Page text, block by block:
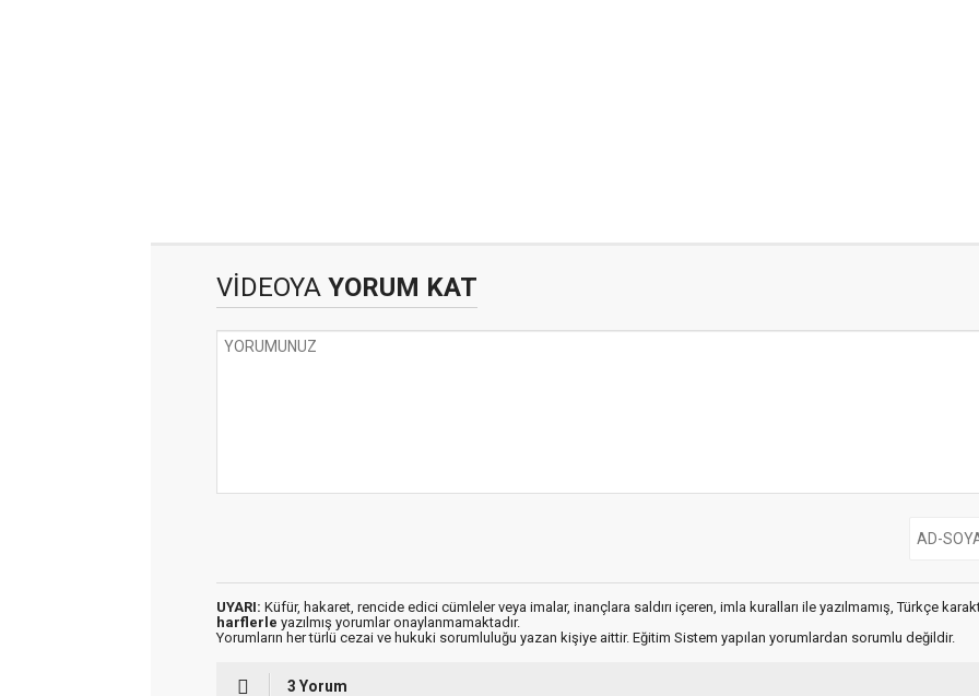
VİDEOYA YORUM KAT
UYARI: Küfür, hakaret, rencide edici cümleler veya imalar, inançlara saldırı içeren, imla kuralları ile yazılmamış, Türkçe
harflerle yazılmış yorumlar onaylanmamaktadır.
Yorumların her türlü cezai ve hukuki sorumluluğu yazan kişiye aittir. Eğitim Sistem yapılan yorumlardan sorumlu değildir.
3 Yorum